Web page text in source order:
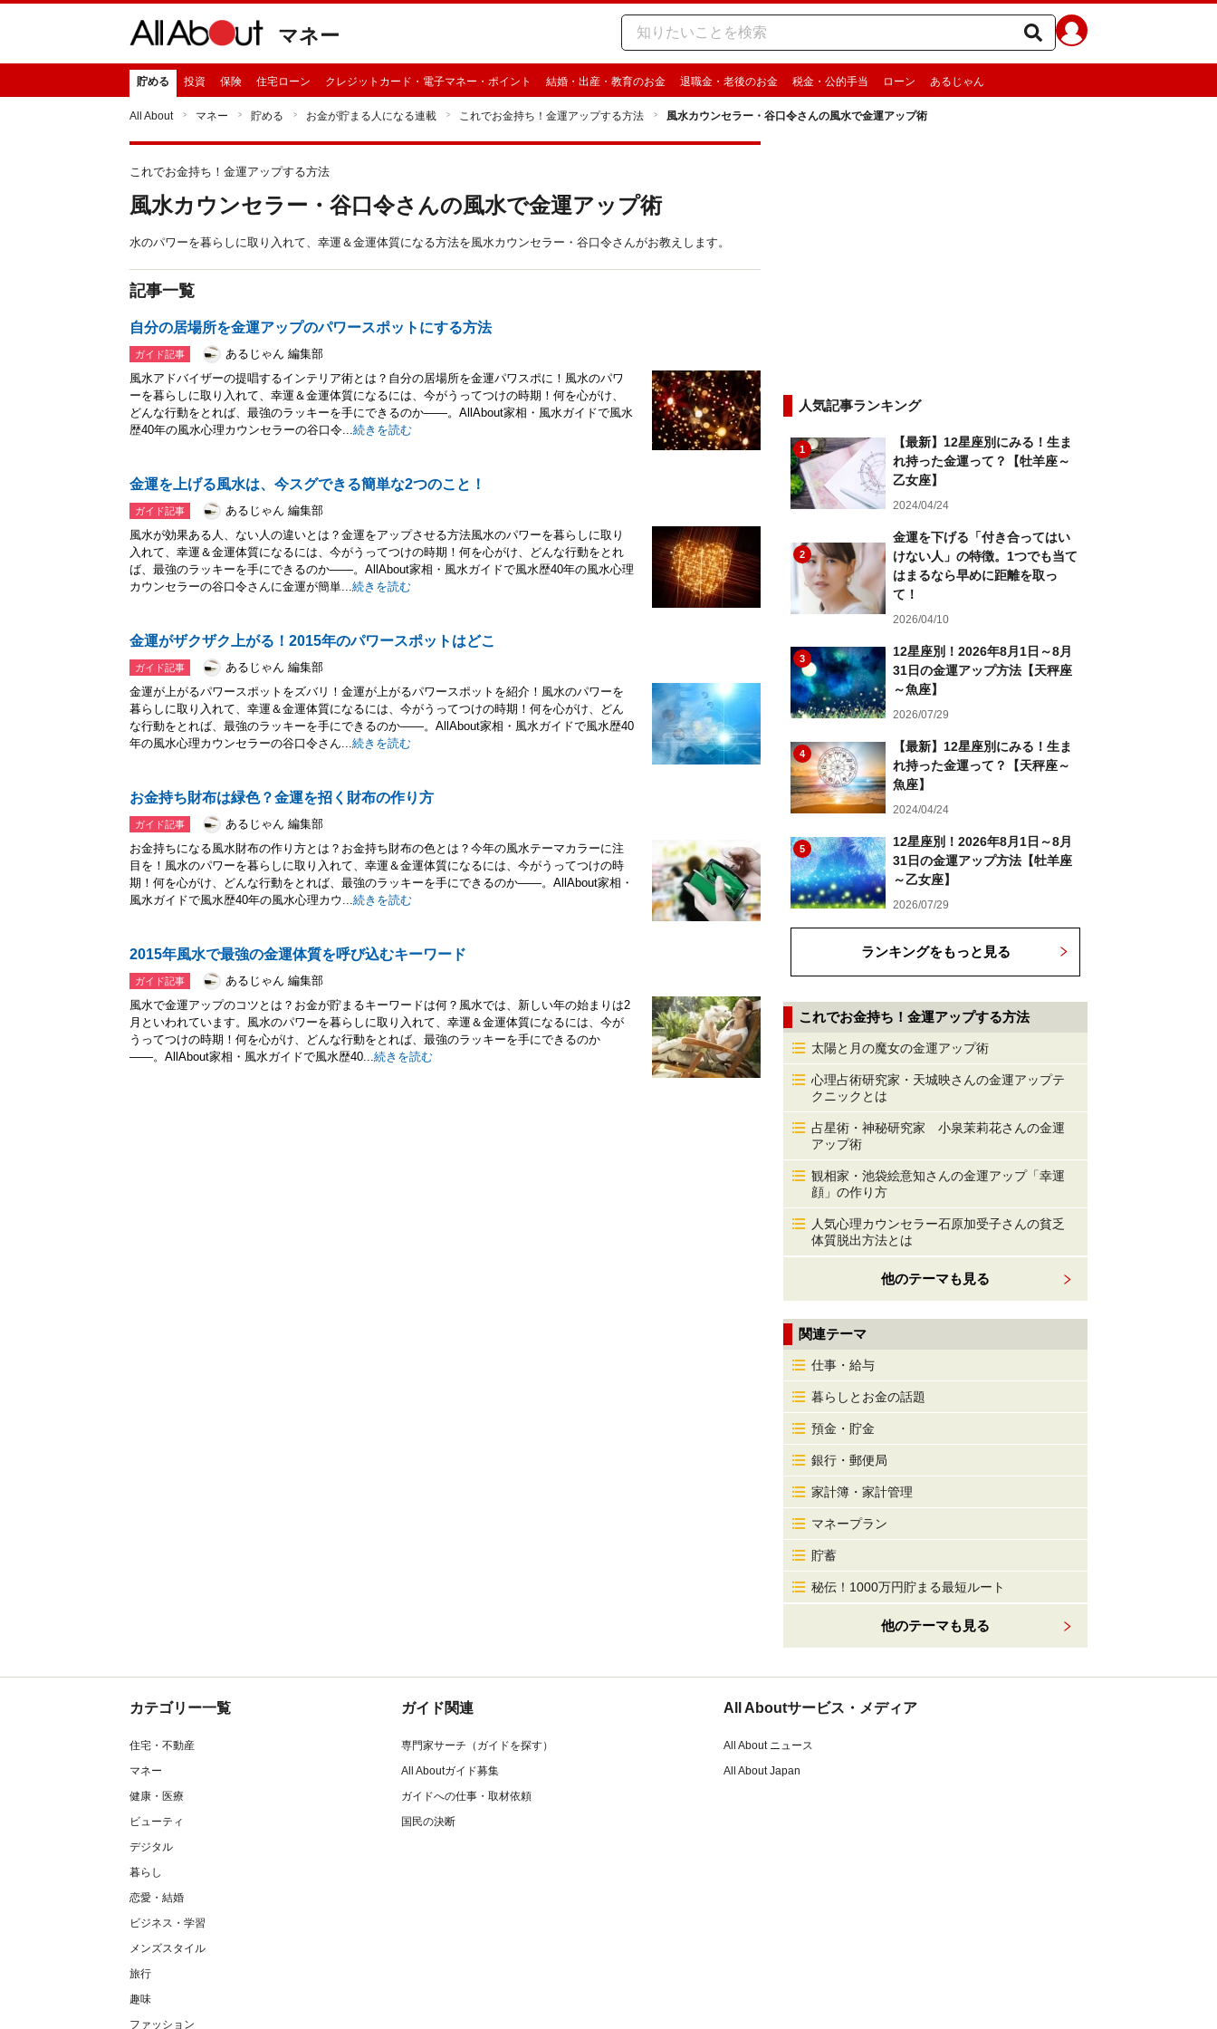
マネー
貯める 投資 保険 住宅ローン クレジットカード・電子マネー・ポイント 結婚・出産・教育のお金 退職金・老後のお金 税金・公的手当 ローン あるじゃん
All About マネー 貯める お金が貯まる人になる連載 これでお金持ち！金運アップする方法 風水カウンセラー・谷口令さんの風水で金運アップ術
これでお金持ち！金運アップする方法
風水カウンセラー・谷口令さんの風水で金運アップ術
水のパワーを暮らしに取り入れて、幸運＆金運体質になる方法を風水カウンセラー・谷口令さんがお教えします。
記事一覧
自分の居場所を金運アップのパワースポットにする方法
ガイド記事
あるじゃん 編集部
風水アドバイザーの提唱するインテリア術とは？自分の居場所を金運パワスポに！風水のパワ
ーを暮らしに取り入れて、幸運＆金運体質になるには、今がうってつけの時期！何を心がけ、
どんな行動をとれば、最強のラッキーを手にできるのか――。AllAbout家相・風水ガイドで風水
歴40年の風水心理カウンセラーの谷口令...続きを読む
金運を上げる風水は、今スグできる簡単な2つのこと！
ガイド記事
あるじゃん 編集部
風水が効果ある人、ない人の違いとは？金運をアップさせる方法風水のパワーを暮らしに取り
入れて、幸運＆金運体質になるには、今がうってつけの時期！何を心がけ、どんな行動をとれ
ば、最強のラッキーを手にできるのか――。AllAbout家相・風水ガイドで風水歴40年の風水心理
カウンセラーの谷口令さんに金運が簡単...続きを読む
金運がザクザク上がる！2015年のパワースポットはどこ
ガイド記事
あるじゃん 編集部
金運が上がるパワースポットをズバリ！金運が上がるパワースポットを紹介！風水のパワーを
暮らしに取り入れて、幸運＆金運体質になるには、今がうってつけの時期！何を心がけ、どん
な行動をとれば、最強のラッキーを手にできるのか――。AllAbout家相・風水ガイドで風水歴40
年の風水心理カウンセラーの谷口令さん...続きを読む
お金持ち財布は緑色？金運を招く財布の作り方
ガイド記事
あるじゃん 編集部
お金持ちになる風水財布の作り方とは？お金持ち財布の色とは？今年の風水テーマカラーに注
目を！風水のパワーを暮らしに取り入れて、幸運＆金運体質になるには、今がうってつけの時
期！何を心がけ、どんな行動をとれば、最強のラッキーを手にできるのか――。AllAbout家相・
風水ガイドで風水歴40年の風水心理カウ...続きを読む
2015年風水で最強の金運体質を呼び込むキーワード
ガイド記事
あるじゃん 編集部
風水で金運アップのコツとは？お金が貯まるキーワードは何？風水では、新しい年の始まりは2
月といわれています。風水のパワーを暮らしに取り入れて、幸運＆金運体質になるには、今が
うってつけの時期！何を心がけ、どんな行動をとれば、最強のラッキーを手にできるのか
――。AllAbout家相・風水ガイドで風水歴40...続きを読む
人気記事ランキング
1
【最新】12星座別にみる！生ま
れ持った金運って？【牡羊座～
乙女座】
2024/04/24
2
金運を下げる「付き合ってはい
けない人」の特徴。1つでも当て
はまるなら早めに距離を取っ
て！
2026/04/10
3
12星座別！2026年8月1日～8月
31日の金運アップ方法【天秤座
～魚座】
2026/07/29
4
【最新】12星座別にみる！生ま
れ持った金運って？【天秤座～
魚座】
2024/04/24
5
12星座別！2026年8月1日～8月
31日の金運アップ方法【牡羊座
～乙女座】
2026/07/29
ランキングをもっと見る
これでお金持ち！金運アップする方法
太陽と月の魔女の金運アップ術
心理占術研究家・天城映さんの金運アップテ
クニックとは
占星術・神秘研究家 小泉茉莉花さんの金運
アップ術
観相家・池袋絵意知さんの金運アップ「幸運
顔」の作り方
人気心理カウンセラー石原加受子さんの貧乏
体質脱出方法とは
他のテーマも見る
関連テーマ
仕事・給与
暮らしとお金の話題
預金・貯金
銀行・郵便局
家計簿・家計管理
マネープラン
貯蓄
秘伝！1000万円貯まる最短ルート
他のテーマも見る
カテゴリー一覧
住宅・不動産
マネー
健康・医療
ビューティ
デジタル
暮らし
恋愛・結婚
ビジネス・学習
メンズスタイル
旅行
趣味
ファッション
ガイド関連
専門家サーチ（ガイドを探す）
All Aboutガイド募集
ガイドへの仕事・取材依頼
国民の決断
All Aboutサービス・メディア
All About ニュース
All About Japan